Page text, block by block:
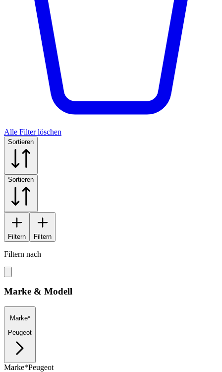
Alle Filter löschen
Sortieren
Sortieren
Filtern Filtern
Filtern nach
Marke & Modell
Marke*
Peugeot
Marke*Peugeot